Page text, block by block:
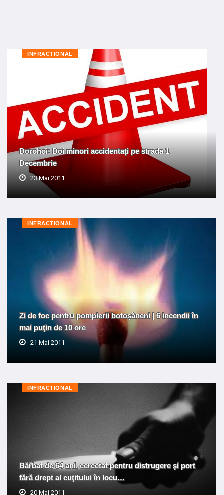
INFRACTIONAL
Dorohoi: Doi minori accidentați pe strada 1
Decembrie
23 Mai 2011
INFRACTIONAL
Zi de foc pentru pompierii botoșăneni | 6 incendii în
mai puţin de 10 ore
21 Mai 2011
INFRACTIONAL
Bărbat de 64 ani, cercetat pentru distrugere şi port
fără drept al cuţitului în locu…
20 Mai 2011